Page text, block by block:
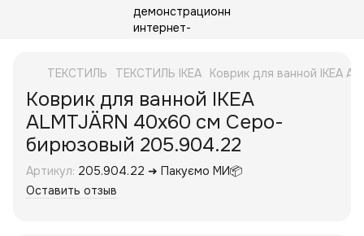
ТЕКСТИЛЬ ТЕКСТИЛЬ IKEA Коврик для ванной IKEA
Коврик для ванной IKEA
ALMTJÄRN 40x60 см Серо-
бирюзовый 205.904.22
Артикул: 205.904.22 ➜ Пакуємо МИ📦
Оставить отзыв